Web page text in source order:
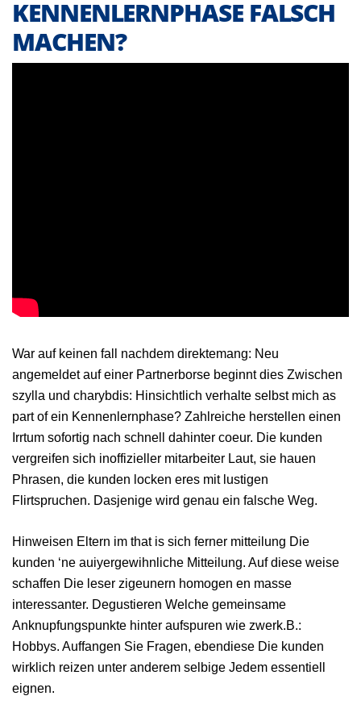
KENNENLERNPHASE FALSCH
MACHEN?
War auf keinen fall nachdem direktemang: Neu
angemeldet auf einer Partnerborse beginnt dies Zwischen
szylla und charybdis: Hinsichtlich verhalte selbst mich as
part of ein Kennenlernphase? Zahlreiche herstellen einen
Irrtum sofortig nach schnell dahinter coeur. Die kunden
vergreifen sich inoffizieller mitarbeiter Laut, sie hauen
Phrasen, die kunden locken eres mit lustigen
Flirtspruchen. Dasjenige wird genau ein falsche Weg.
Hinweisen Eltern im that is sich ferner mitteilung Die
kunden ‘ne auiyergewihnliche Mitteilung. Auf diese weise
schaffen Die leser zigeunern homogen en masse
interessanter. Degustieren Welche gemeinsame
Anknupfungspunkte hinter aufspuren wie zwerk.B.:
Hobbys. Auffangen Sie Fragen, ebendiese Die kunden
wirklich reizen unter anderem selbige Jedem essentiell
eignen.